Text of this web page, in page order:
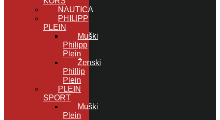
NAUTICA
PHILIPP
PLEIN
Muški
Philipp
Plein
Ženski
Phillip
Plein
PLEIN
SPORT
Muški
Plein